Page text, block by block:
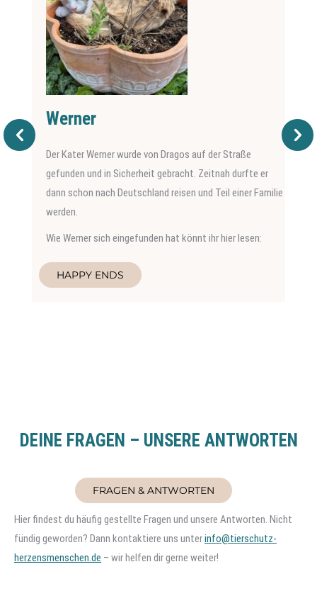
Werner
Der Kater Werner wurde von Dragos auf der Straße
gefunden und in Sicherheit gebracht. Zeitnah durfte er
dann schon nach Deutschland reisen und Teil einer Familie
werden.
Wie Werner sich eingefunden hat könnt ihr hier lesen:
HAPPY ENDS
DEINE FRAGEN – UNSERE ANTWORTEN
FRAGEN & ANTWORTEN
Hier findest du häufig gestellte Fragen und unsere Antworten. Nicht
fündig geworden? Dann kontaktiere uns unterinfo@tierschutz-
herzensmenschen.de – wir helfen dir gerne weiter!